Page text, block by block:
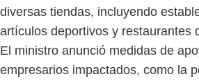
diversas tiendas, incluyendo
artículos deportivos y restaurantes
El ministro anunció medidas de
empresarios impactados, como la